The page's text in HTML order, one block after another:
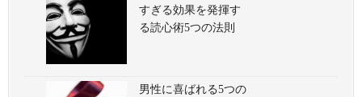
すぎる効果を発揮す
る読心術5つの法則
男性に喜ばれる5つの